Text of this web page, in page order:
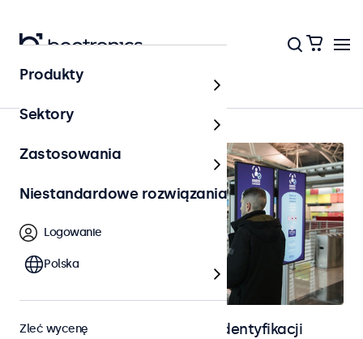
Strona główna
Ekrany do kontroli dostępu i identyfikacji
Produkty
Sektory
Zastosowania
Niestandardowe rozwiązania
Logowanie
Polska
Zleć wycenę